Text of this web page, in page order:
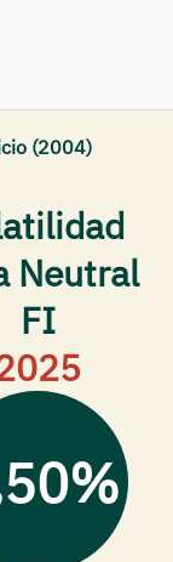
(2004)
Neutral
FI